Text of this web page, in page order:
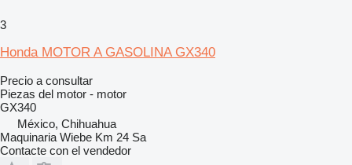
3
Honda MOTOR A GASOLINA GX340
Precio a consultar
Piezas del motor - motor
GX340
México, Chihuahua
Maquinaria Wiebe Km 24 Sa
Contacte con el vendedor